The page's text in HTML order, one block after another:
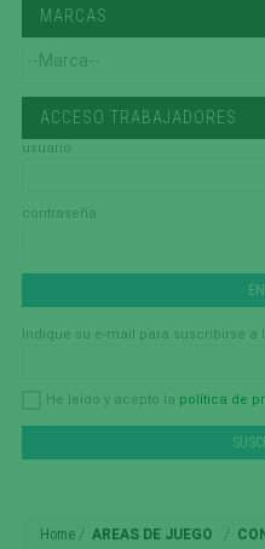
MARCAS
ACCESO TRABAJADORES
usuario
contraseña
Indique su e-mail para suscribirse a
He leído y acepto la política de
Home AREAS DE JUEGO